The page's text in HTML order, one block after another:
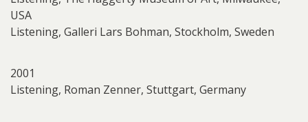
USA
Listening, Galleri Lars Bohman, Stockholm, Sweden
2001
Listening, Roman Zenner, Stuttgart, Germany